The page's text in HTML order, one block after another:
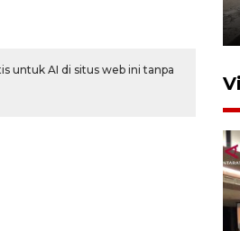
untuk AI di situs web ini tanpa